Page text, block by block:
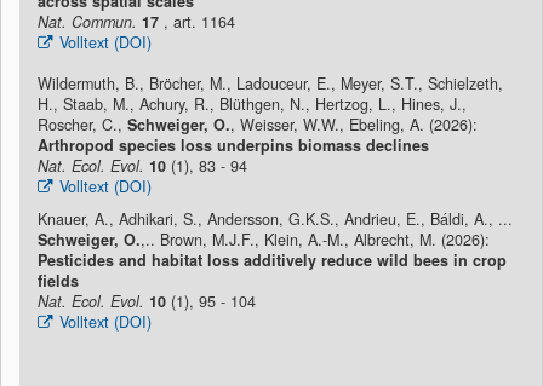
Nat. Commun. 17 , art. 1164
Volltext (DOI)
Wildermuth, B., Bröcher, M., Ladouceur, E., Meyer, S.T., Schielzeth,
H., Staab, M., Achury, R., Blüthgen, N., Hertzog, L., Hines, J.,
Roscher, C., Schweiger, O., Weisser, W.W., Ebeling, A. (2026):
Arthropod species loss underpins biomass declines
Nat. Ecol. Evol. 10 (1), 83 - 94
Volltext (DOI)
Knauer, A., Adhikari, S., Andersson, G.K.S., Andrieu, E., Báldi, A., ...
Schweiger, O.,.. Brown, M.J.F., Klein, A.-M., Albrecht, M. (2026):
Pesticides and habitat loss additively reduce wild bees in crop
fields
Nat. Ecol. Evol. 10 (1), 95 - 104
Volltext (DOI)